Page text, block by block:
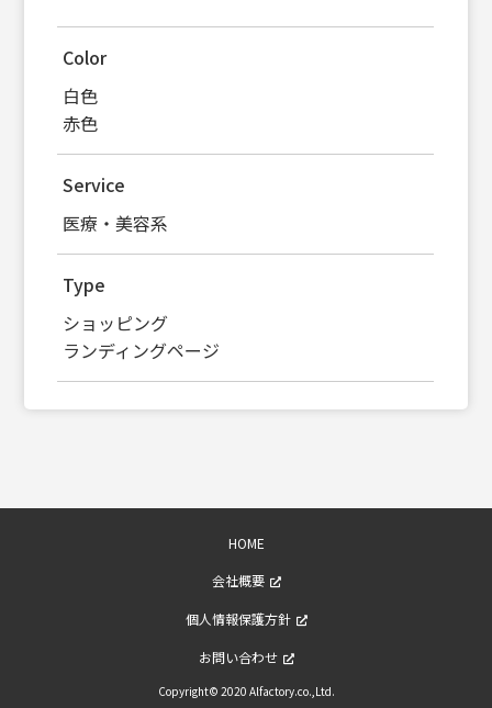
Color
白色
赤色
Service
医療・美容系
Type
ショッピング
ランディングページ
HOME
会社概要
個人情報保護方針
お問い合わせ
Copyright© 2020 Alfactory.co.,Ltd.